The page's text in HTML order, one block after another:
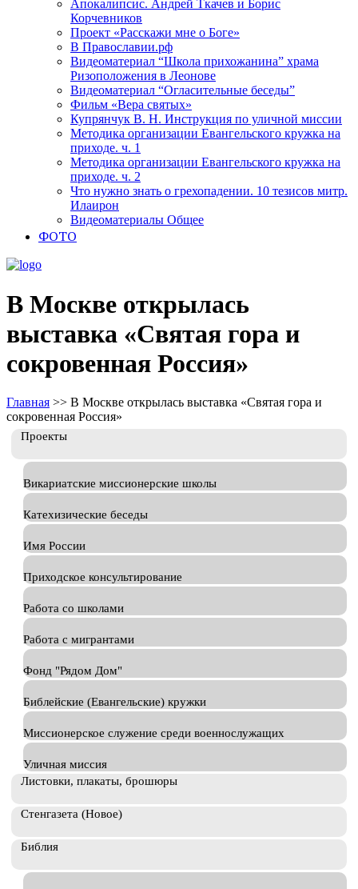
Апокалипсис. Андрей Ткачев и Борис
Корчевников
Проект «Расскажи мне о Боге»
В Православии.рф
Видеоматериал “Школа прихожанина” храма
Ризоположения в Леонове
Видеоматериал “Огласительные беседы”
Фильм «Вера святых»
Купрянчук В. Н. Инструкция по уличной миссии
Методика организации Евангельского кружка на
приходе. ч. 1
Методика организации Евангельского кружка на
приходе. ч. 2
Что нужно знать о грехопадении. 10 тезисов митр.
Илаирон
Видеоматериалы Общее
ФОТО
В Москве открылась
выставка «Святая гора и
сокровенная Россия»
Главная >> В Москве открылась выставка «Святая гора и
сокровенная Россия»
Проекты
Викариатские миссионерские школы
Катехизические беседы
Имя России
Приходское консультирование
Работа со школами
Работа с мигрантами
Фонд "Рядом Дом"
Библейские (Евангельские) кружки
Миссионерское служение среди военнослужащих
Уличная миссия
Листовки, плакаты, брошюры
Стенгазета (Новое)
Библия